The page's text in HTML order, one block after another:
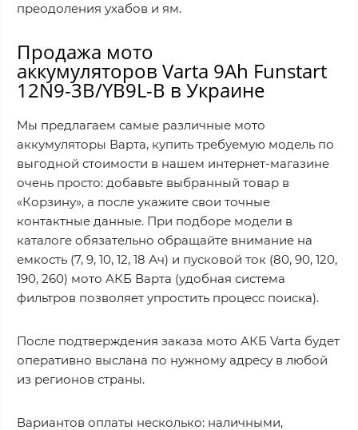
преодоления ухабов и ям.
Продажа мото
аккумуляторов Varta 9Ah Funstart
12N9-3B/YB9L-B в Украине
Мы предлагаем самые различные мото
аккумуляторы Варта, купить требуемую модель по
выгодной стоимости в нашем интернет-магазине
очень просто: добавьте выбранный товар в
«Корзину», а после укажите свои точные
контактные данные. При подборе модели в
каталоге обязательно обращайте внимание на
емкость (7, 9, 10, 12, 18 Ач) и пусковой ток (80, 90, 120,
190, 260) мото АКБ Варта (удобная система
фильтров позволяет упростить процесс поиска).
После подтверждения заказа мото АКБ Varta будет
оперативно выслана по нужному адресу в любой
из регионов страны.
Вариантов оплаты несколько: наличными,